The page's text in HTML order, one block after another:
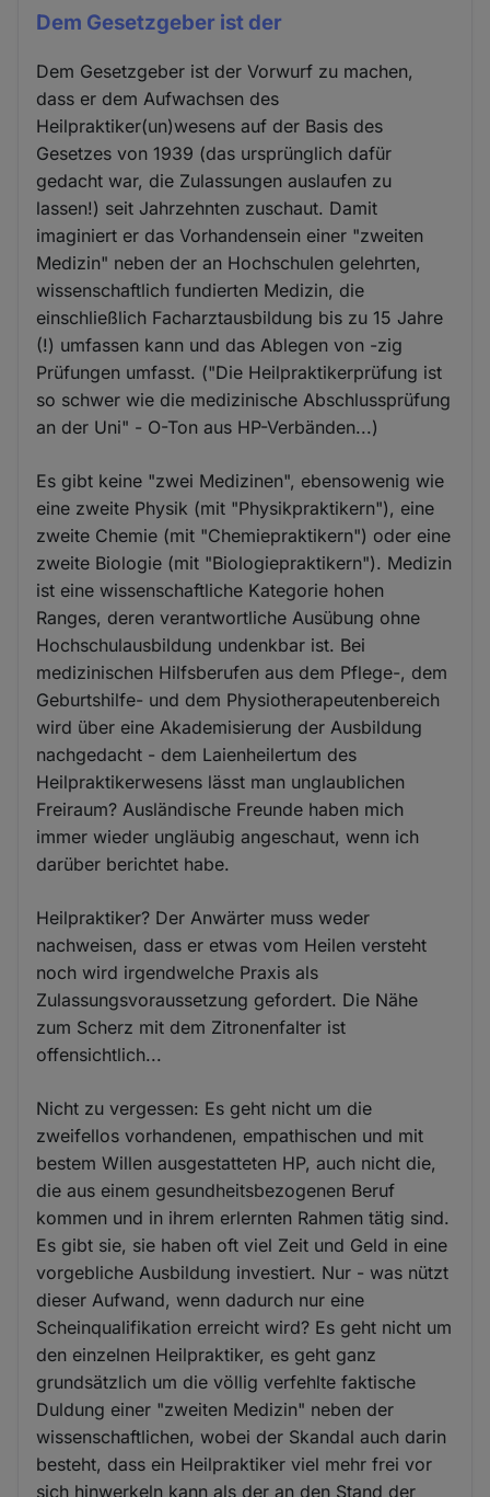
Dem Gesetzgeber ist der
Dem Gesetzgeber ist der Vorwurf zu machen,
dass er dem Aufwachsen des
Heilpraktiker(un)wesens auf der Basis des
Gesetzes von 1939 (das ursprünglich dafür
gedacht war, die Zulassungen auslaufen zu
lassen!) seit Jahrzehnten zuschaut. Damit
imaginiert er das Vorhandensein einer "zweiten
Medizin" neben der an Hochschulen gelehrten,
wissenschaftlich fundierten Medizin, die
einschließlich Facharztausbildung bis zu 15 Jahre
(!) umfassen kann und das Ablegen von -zig
Prüfungen umfasst. ("Die Heilpraktikerprüfung ist
so schwer wie die medizinische Abschlussprüfung
an der Uni" - O-Ton aus HP-Verbänden...)
Es gibt keine "zwei Medizinen", ebensowenig wie
eine zweite Physik (mit "Physikpraktikern"), eine
zweite Chemie (mit "Chemiepraktikern") oder eine
zweite Biologie (mit "Biologiepraktikern"). Medizin
ist eine wissenschaftliche Kategorie hohen
Ranges, deren verantwortliche Ausübung ohne
Hochschulausbildung undenkbar ist. Bei
medizinischen Hilfsberufen aus dem Pflege-, dem
Geburtshilfe- und dem Physiotherapeutenbereich
wird über eine Akademisierung der Ausbildung
nachgedacht - dem Laienheilertum des
Heilpraktikerwesens lässt man unglaublichen
Freiraum? Ausländische Freunde haben mich
immer wieder ungläubig angeschaut, wenn ich
darüber berichtet habe.
Heilpraktiker? Der Anwärter muss weder
nachweisen, dass er etwas vom Heilen versteht
noch wird irgendwelche Praxis als
Zulassungsvoraussetzung gefordert. Die Nähe
zum Scherz mit dem Zitronenfalter ist
offensichtlich...
Nicht zu vergessen: Es geht nicht um die
zweifellos vorhandenen, empathischen und mit
bestem Willen ausgestatteten HP, auch nicht die,
die aus einem gesundheitsbezogenen Beruf
kommen und in ihrem erlernten Rahmen tätig sind.
Es gibt sie, sie haben oft viel Zeit und Geld in eine
vorgebliche Ausbildung investiert. Nur - was nützt
dieser Aufwand, wenn dadurch nur eine
Scheinqualifikation erreicht wird? Es geht nicht um
den einzelnen Heilpraktiker, es geht ganz
grundsätzlich um die völlig verfehlte faktische
Duldung einer "zweiten Medizin" neben der
wissenschaftlichen, wobei der Skandal auch darin
besteht, dass ein Heilpraktiker viel mehr frei vor
sich hinwerkeln kann als der an den Stand der